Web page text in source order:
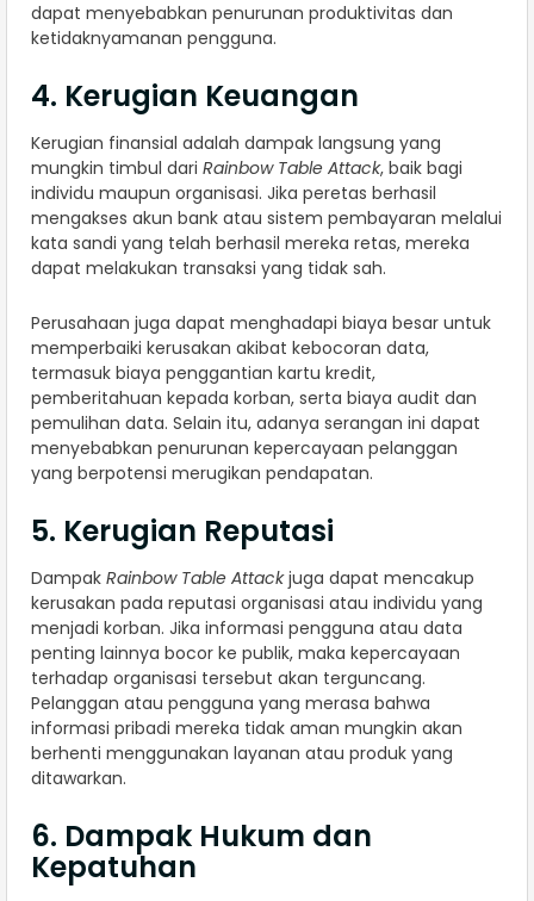
dapat menyebabkan penurunan produktivitas dan
ketidaknyamanan pengguna.
4. Kerugian Keuangan
Kerugian finansial adalah dampak langsung yang
mungkin timbul dari Rainbow Table Attack, baik bagi
individu maupun organisasi. Jika peretas berhasil
mengakses akun bank atau sistem pembayaran melalui
kata sandi yang telah berhasil mereka retas, mereka
dapat melakukan transaksi yang tidak sah.
Perusahaan juga dapat menghadapi biaya besar untuk
memperbaiki kerusakan akibat kebocoran data,
termasuk biaya penggantian kartu kredit,
pemberitahuan kepada korban, serta biaya audit dan
pemulihan data. Selain itu, adanya serangan ini dapat
menyebabkan penurunan kepercayaan pelanggan
yang berpotensi merugikan pendapatan.
5. Kerugian Reputasi
Dampak Rainbow Table Attackjuga dapat mencakup
kerusakan pada reputasi organisasi atau individu yang
menjadi korban. Jika informasi pengguna atau data
penting lainnya bocor ke publik, maka kepercayaan
terhadap organisasi tersebut akan terguncang.
Pelanggan atau pengguna yang merasa bahwa
informasi pribadi mereka tidak aman mungkin akan
berhenti menggunakan layanan atau produk yang
ditawarkan.
6. Dampak Hukum dan
Kepatuhan